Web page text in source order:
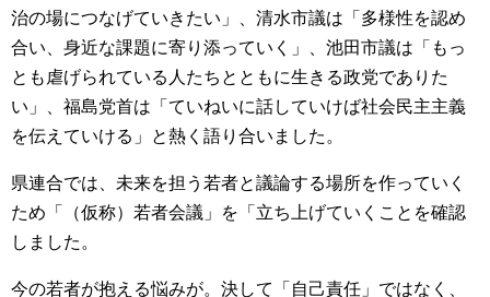
治の場につなげていきたい」、清水市議は「多様性を認め
合い、身近な課題に寄り添っていく」、池田市議は「もっ
とも虐げられている人たちとともに生きる政党でありた
い」、福島党首は「ていねいに話していけば社会民主主義
を伝えていける」と熱く語り合いました。
県連合では、未来を担う若者と議論する場所を作っていく
ため「（仮称）若者会議」を「立ち上げていくことを確認
しました。
今の若者が抱える悩みが。決して「自己責任」ではなく、